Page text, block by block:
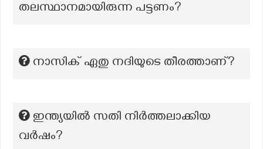
തലസ്ഥാനമായിരുന്ന പട്ടണം?
നാസിക് ഏതു നദിയുടെ തീരത്താണ്?
ഇന്ത്യയില്‍ സതി നിര്‍ത്തലാക്കിയ
വര്‍ഷം?